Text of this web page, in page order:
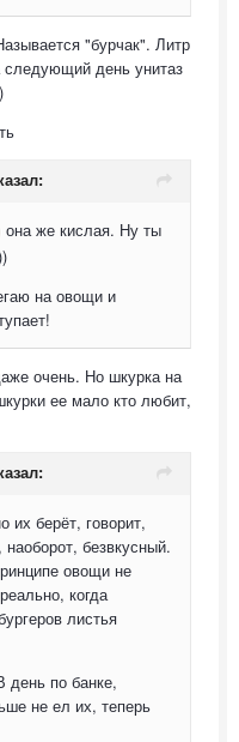
"бурчак". Литр
следующий день унитаз
она же кислая. Ну ты
на овощи и
очень. Но шкурка на
ее мало кто любит,
берёт, говорит,
безвкусный.
овощи не
когда
листья
по банке,
не ел их, теперь